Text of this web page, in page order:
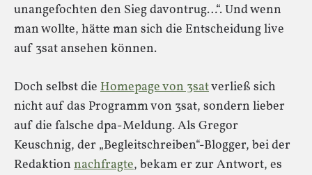
unangefochten den Sieg davontrug…“. Und wenn
man wollte, hätte man sich die Entscheidung live
auf 3sat ansehen können.
Doch selbst die Homepage von 3satverließ sich
nicht auf das Programm von 3sat, sondern lieber
auf die falsche dpa-Meldung. Als Gregor
Keuschnig, der „Begleitschreiben“-Blogger, bei der
Redaktion nachfragte, bekam er zur Antwort, es